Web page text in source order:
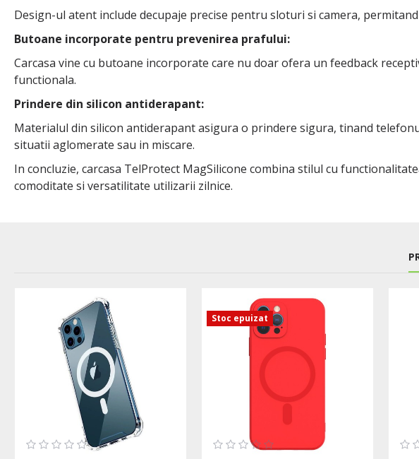
Design-ul atent include decupaje precise pentru sloturi si camera,
Butoane incorporate pentru prevenirea prafului:
Carcasa vine cu butoane incorporate care nu doar ofera un feedback
functionala.
Prindere din silicon antiderapant:
Materialul din silicon antiderapant asigura o prindere sigura, tinand
situatii aglomerate sau in miscare.
In concluzie, carcasa TelProtect MagSilicone combina stilul cu
comoditate si versatilitate utilizarii zilnice.
Stoc epuizat